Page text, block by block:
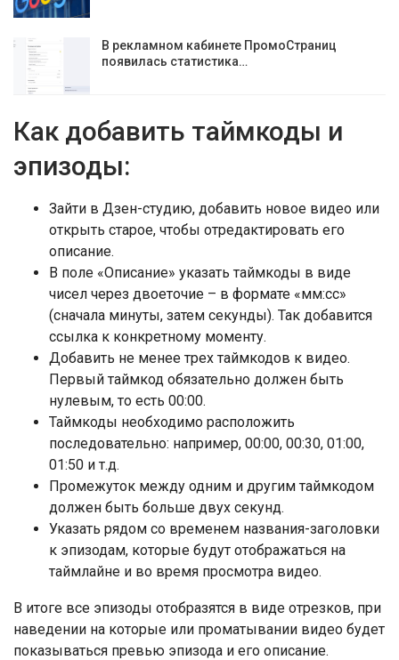
В рекламном кабинете ПромоСтраниц
появилась статистика…
Как добавить таймкоды и
эпизоды:
Зайти в Дзен-студию, добавить новое видео или
открыть старое, чтобы отредактировать его
описание.
В поле «Описание» указать таймкоды в виде
чисел через двоеточие – в формате «мм:сс»
(сначала минуты, затем секунды). Так добавится
ссылка к конкретному моменту.
Добавить не менее трех таймкодов к видео.
Первый таймкод обязательно должен быть
нулевым, то есть 00:00.
Таймкоды необходимо расположить
последовательно: например, 00:00, 00:30, 01:00,
01:50 и т.д.
Промежуток между одним и другим таймкодом
должен быть больше двух секунд.
Указать рядом со временем названия-заголовки
к эпизодам, которые будут отображаться на
таймлайне и во время просмотра видео.
В итоге все эпизоды отобразятся в виде отрезков, при
наведении на которые или проматывании видео будет
показываться превью эпизода и его описание.